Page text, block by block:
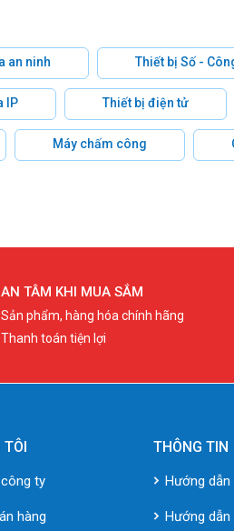
an ninh Thiết bị Số -
IP Thiết bị điện tử
Máy chấm công
AN TÂM KHI MUA SẮM
Sản phẩm, hàng hóa chính hãng
Thanh toán tiện lợi
ty
hàng
THÔNG TIN
Hướng
Hướng